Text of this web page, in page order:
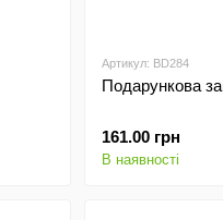
Артикул: BD284
Подарункова
161.00 грн
В наявності